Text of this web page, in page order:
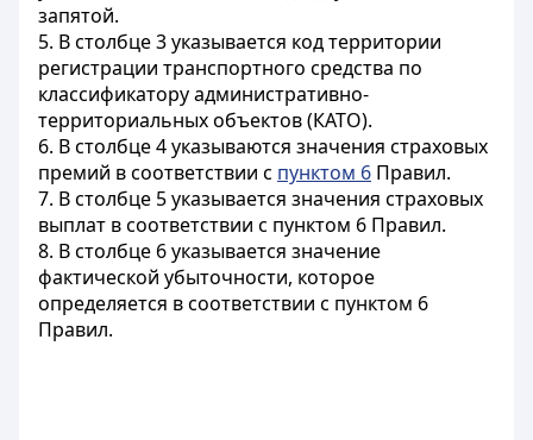
запятой.
5. В столбце 3 указывается код территории
регистрации транспортного средства по
классификатору административно-
территориальных объектов (КАТО).
6. В столбце 4 указываются значения страховых
премий в соответствии с пунктом 6 Правил.
7. В столбце 5 указывается значения страховых
выплат в соответствии с пунктом 6 Правил.
8. В столбце 6 указывается значение
фактической убыточности, которое
определяется в соответствии с пунктом 6
Правил.